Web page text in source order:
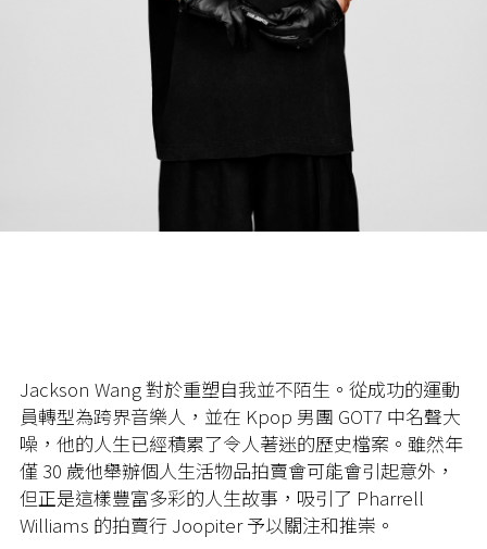
Jackson Wang 對於重塑自我並不陌生。從成功的運動
員轉型為跨界音樂人，並在 Kpop 男團 GOT7 中名聲大
噪，他的人生已經積累了令人著迷的歷史檔案。雖然年
僅 30 歲他舉辦個人生活物品拍賣會可能會引起意外，
但正是這樣豐富多彩的人生故事，吸引了 Pharrell
Williams 的拍賣行 Joopiter 予以關注和推崇。